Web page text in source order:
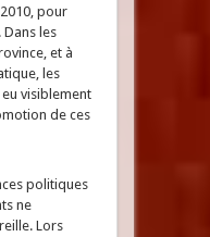
pour
les
et à
les
visiblement
de ces
politiques
ne
Lors